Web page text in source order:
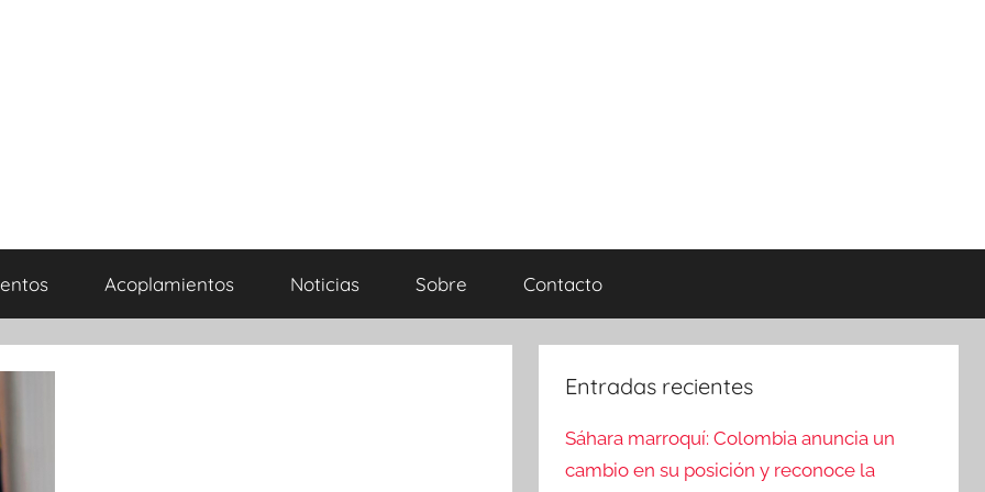
Acoplamientos Noticias Sobre Contacto
Entradas recientes
Sáhara marroquí: Colombia anuncia un
cambio en su posición y reconoce la